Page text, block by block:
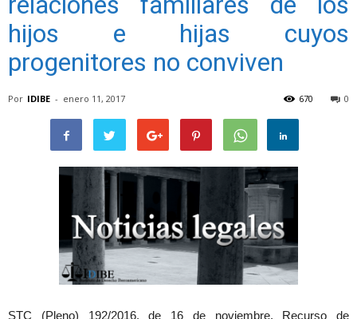
hijos e hijas cuyos
progenitores no conviven
Por IDIBE - enero 11, 2017 0
670
STC (Pleno) 192/2016, de 16 de noviembre. Recurso de